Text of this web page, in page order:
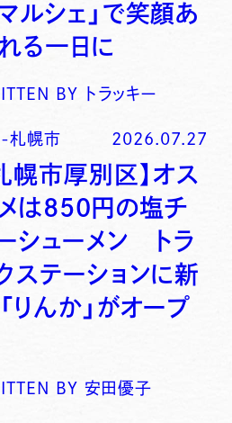
ルシェ」で笑顔あ
る一日に
BY トラッキー
-札幌市 2026.07.27
幌市厚別区】オス
は850円の塩チ
シューメン トラ
ステーションに新
りんか」がオープ
BY 安田優子